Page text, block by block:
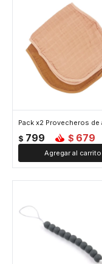
$ 799 $ 679